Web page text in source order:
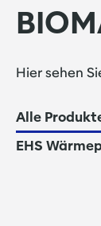
Hier sehen
Alle
EHS